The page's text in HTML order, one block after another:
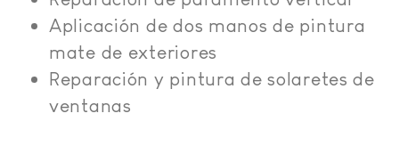
Aplicación de dos manos de pintura
mate de exteriores
Reparación y pintura de solaretes de
ventanas